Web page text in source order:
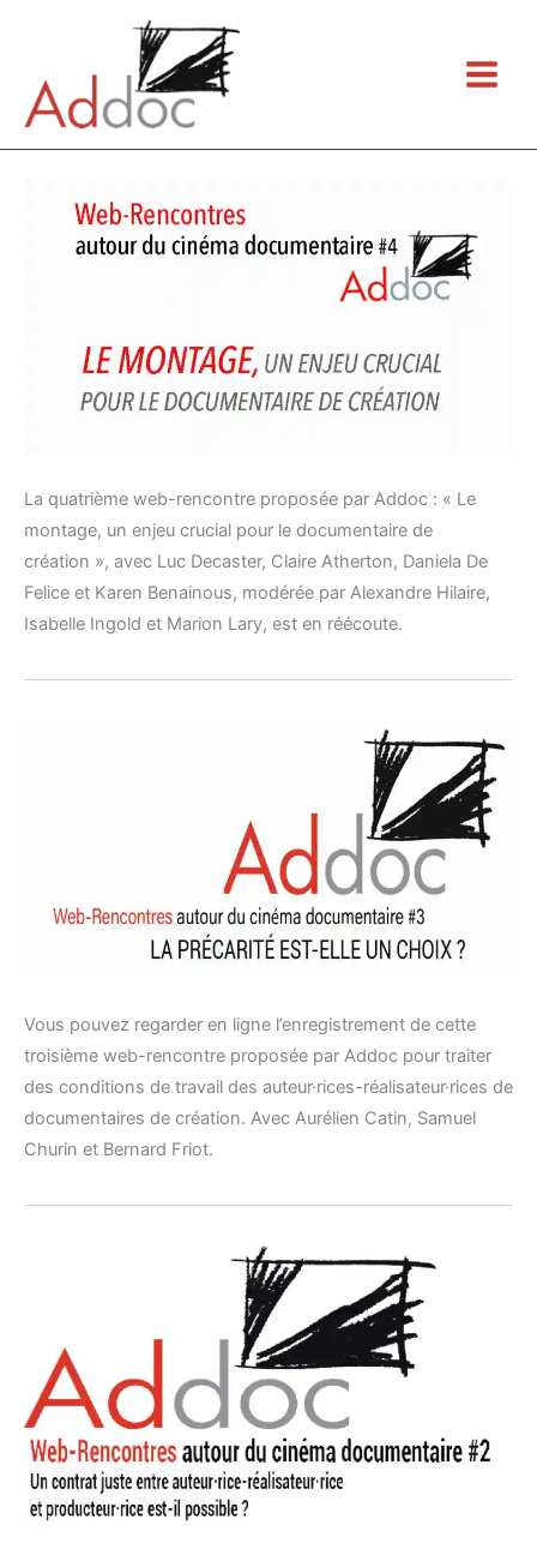
contenu
La quatrième web-rencontre proposée par Addoc : « Le
montage, un enjeu crucial pour le documentaire de
création », avec Luc Decaster, Claire Atherton, Daniela De
Felice et Karen Benainous, modérée par Alexandre Hilaire,
Isabelle Ingold et Marion Lary, est en réécoute.
Vous pouvez regarder en ligne l’enregistrement de cette
troisième web-rencontre proposée par Addoc pour traiter
des conditions de travail des auteur·rices-réalisateur·rices de
documentaires de création. Avec Aurélien Catin, Samuel
Churin et Bernard Friot.